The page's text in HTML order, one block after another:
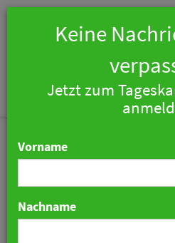
Italienisches
Keine
Jetzt zum
Vorname
Nachname